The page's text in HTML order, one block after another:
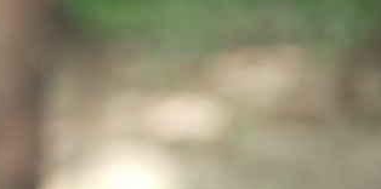
02:00
silêncio da montanha